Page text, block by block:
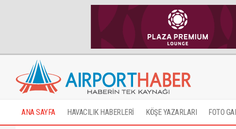
ANA SAYFA HAVACILIK HABERLERİ KÖŞE YAZARLARI FOTO